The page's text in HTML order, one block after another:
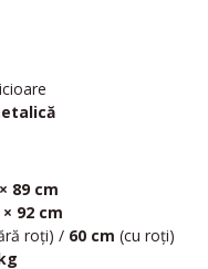
89 cm
× 92 cm
roți) / 60 cm (cu roți)